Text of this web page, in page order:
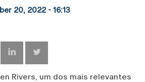
20, 2022 - 16:13
Rivers, um dos mais relevantes